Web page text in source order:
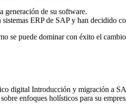
generación de su software.
ERP de SAP y han decidido
se puede dominar con éxito el
digital Introducción y migración a
enfoques holísticos para su